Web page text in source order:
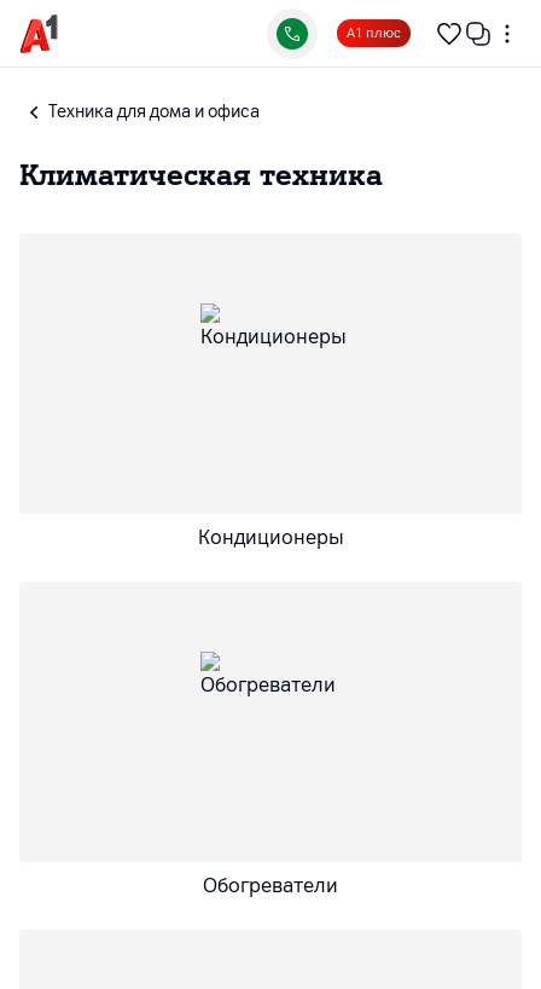
А1 плюс
Техника для дома и офиса
Климатическая техника
Кондиционеры
Обогреватели